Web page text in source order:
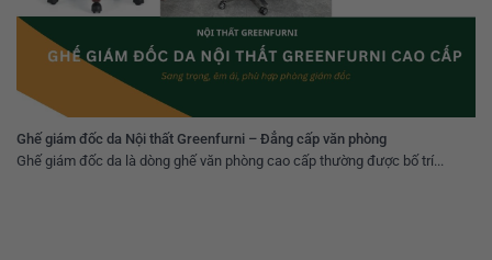
Ghế giám đốc da Nội thất Greenfurni – Đẳng cấp văn phòng
Ghế giám đốc da là dòng ghế văn phòng cao cấp thường được bố trí...